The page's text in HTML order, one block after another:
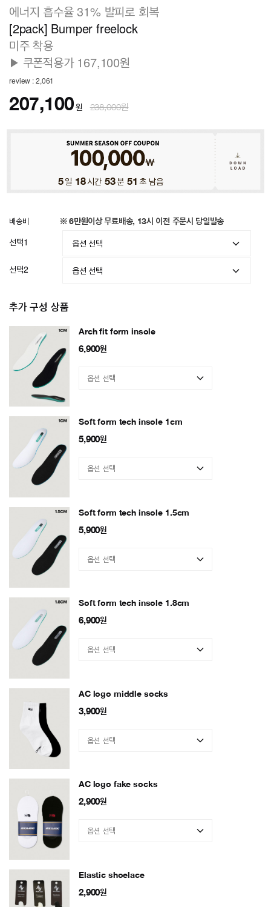
에너지 흡수율 31% 발피로 회복
[2pack] Bumper freelock
미주 착용
▶ 쿠폰적용가 167,100원
review : 2,061
207,100원 238,000원
5일 18시간 53분 48 초 남음
배송비 ※ 6만원이상 무료배송, 13시 이전 주문시 당일발송
선택1
선택2
추가 구성 상품
Arch fit form insole
6,900원
Soft form tech insole 1cm
5,900원
Soft form tech insole 1.5cm
5,900원
Soft form tech insole 1.8cm
6,900원
AC logo middle socks
3,900원
AC logo fake socks
2,900원
Elastic shoelace
2,900원